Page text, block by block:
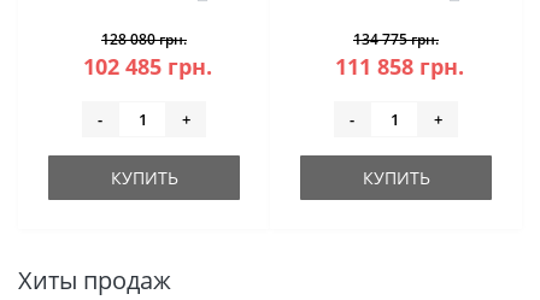
128 080 грн.
102 485 грн.
- +
КУПИТЬ
134 775 грн.
111 858 грн.
- +
КУПИТЬ
Хиты продаж